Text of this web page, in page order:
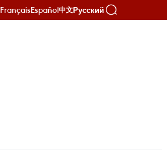
FrançaisEspañol中文Русский